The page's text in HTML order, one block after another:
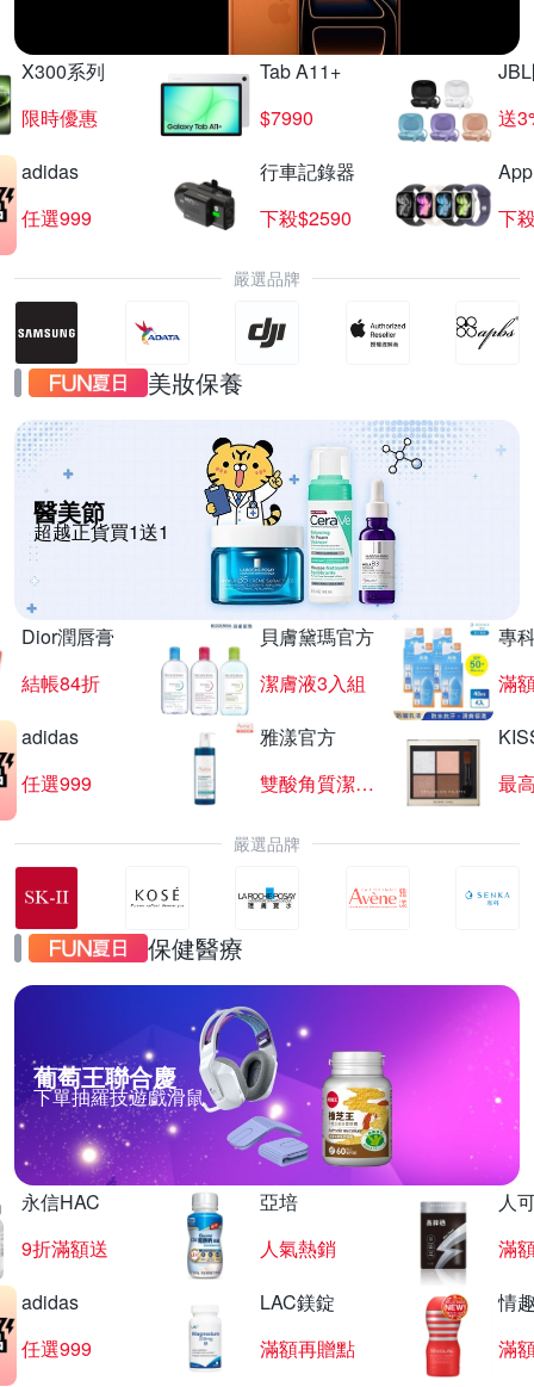
X300系列
限時優惠
Tab A11+
$7990
送
adidas
任選999
行車記錄器
下殺$2590
下
嚴選品牌
美妝保養
醫美節
超越正貨買1送1
Dior潤唇膏
結帳84折
貝膚黛瑪官方
潔膚液3入組
專
滿
adidas
任選999
雅漾官方
雙酸角質潔膚露
最
嚴選品牌
保健醫療
葡萄王聯合慶
下單抽羅技遊戲滑鼠
永信HAC
9折滿額送
亞培
人氣熱銷
人
滿
adidas
任選999
LAC鎂錠
滿額再贈點
情
滿